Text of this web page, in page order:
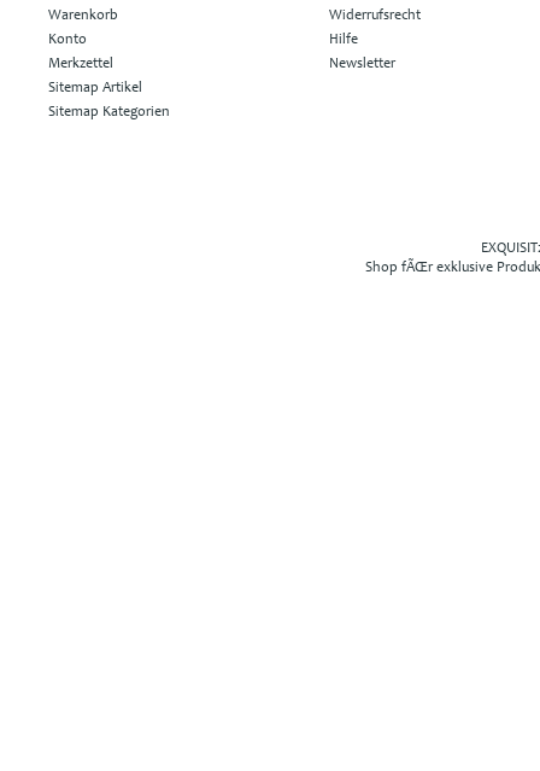
Warenkorb
Konto
Merkzettel
Sitemap Artikel
Sitemap Kategorien
Widerrufsrecht
Hilfe
Newsletter
Shop fÃŒr exklusive